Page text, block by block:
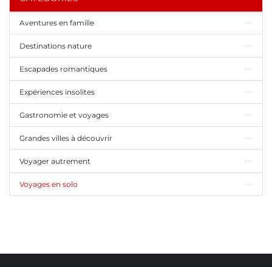
Aventures en famille
Destinations nature
Escapades romantiques
Expériences insolites
Gastronomie et voyages
Grandes villes à découvrir
Voyager autrement
Voyages en solo